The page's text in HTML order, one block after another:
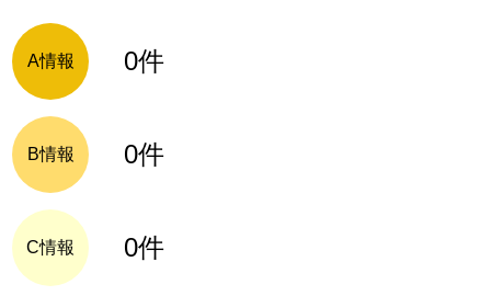
A情報 0件
B情報 0件
C情報 0件